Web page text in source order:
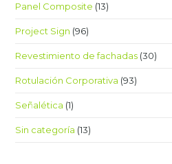
Panel Composite (13)
Project Sign (96)
Revestimiento de fachadas (30)
Rotulación Corporativa (93)
Señalética (1)
Sin categoría (13)